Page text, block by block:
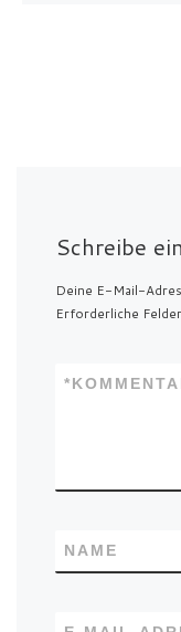
Schreibe
Deine E-Mail-
Erforderliche
*
NAME